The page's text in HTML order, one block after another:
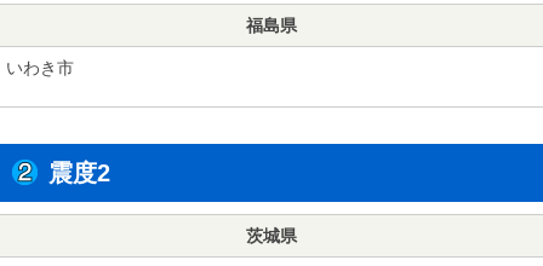
福島県
いわき市
震度2
茨城県